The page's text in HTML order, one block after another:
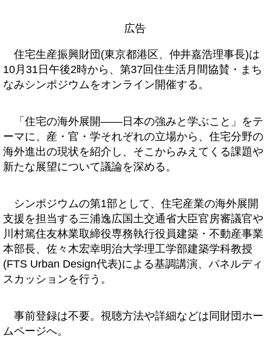
広告
住宅生産振興財団(東京都港区、仲井嘉浩理事長)は
10月31日午後2時から、第37回住生活月間協賛・まち
なみシンポジウムをオンライン開催する。
「住宅の海外展開――日本の強みと学ぶこと」をテ
ーマに、産・官・学それぞれの立場から、住宅分野の
海外進出の現状を紹介し、そこからみえてくる課題や
新たな展望について議論を深める。
シンポジウムの第1部として、住宅産業の海外展開
支援を担当する三浦逸広国土交通省大臣官房審議官や
川村篤住友林業取締役専務執行役員建築・不動産事業
本部長、佐々木宏幸明治大学理工学部建築学科教授
(FTS Urban Design代表)による基調講演、パネルディ
スカッションを行う。
事前登録は不要。視聴方法や詳細などは同財団ホー
ムページへ。